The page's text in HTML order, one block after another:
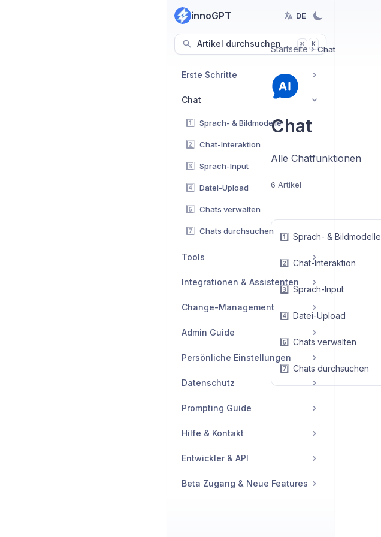
innoGPT DE
Artikel durchsuchen ⌘ K
Erste Schritte
Chat
1️⃣ Sprach- & Bildmodelle
2️⃣ Chat-Interaktion
3️⃣ Sprach-Input
4️⃣ Datei-Upload
6️⃣ Chats verwalten
7️⃣ Chats durchsuchen
Tools
Integrationen & Assistenten
Change-Management
Admin Guide
Persönliche Einstellungen
Datenschutz
Prompting Guide
Hilfe & Kontakt
Entwickler & API
Beta Zugang & Neue Features
Startseite Chat
Chat
Alle Chatfunktionen
6 Artikel
1️⃣ Sprach- & Bildmodelle
2️⃣ Chat-Interaktion
3️⃣ Sprach-Input
4️⃣ Datei-Upload
6️⃣ Chats verwalten
7️⃣ Chats durchsuchen